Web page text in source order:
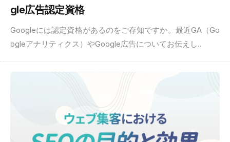
gle広告認定資格
Googleには認定資格があるのをご存知ですか。最近GA（Go
ogleアナリティクス）やGoogle広告についてお伝えし..